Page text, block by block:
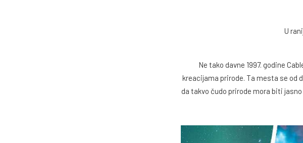
U
Ne tako davne 1997. godine
kreacijama prirode. Ta mesta se
da takvo čudo prirode mora biti